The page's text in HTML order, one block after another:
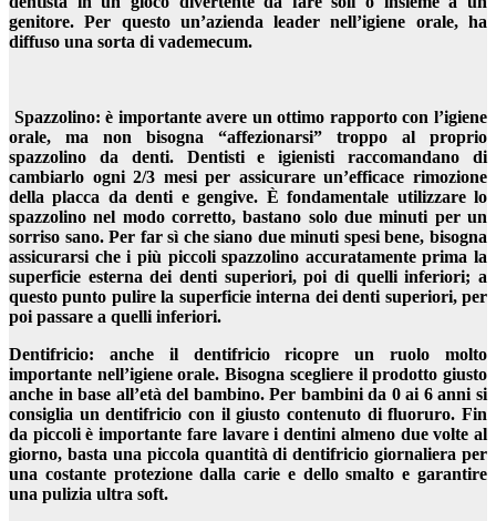
genitore. Per questo un’azienda leader nell’igiene orale, ha
diffuso una sorta di vademecum.
Spazzolino: è importante avere un ottimo rapporto con l’igiene
orale, ma non bisogna “affezionarsi” troppo al proprio
spazzolino da denti. Dentisti e igienisti raccomandano di
cambiarlo ogni 2/3 mesi per assicurare un’efficace rimozione
della placca da denti e gengive. È fondamentale utilizzare lo
spazzolino nel modo corretto, bastano solo due minuti per un
sorriso sano. Per far sì che siano due minuti spesi bene, bisogna
assicurarsi che i più piccoli spazzolino accuratamente prima la
superficie esterna dei denti superiori, poi di quelli inferiori; a
questo punto pulire la superficie interna dei denti superiori, per
poi passare a quelli inferiori.
Dentifricio: anche il dentifricio ricopre un ruolo molto
importante nell’igiene orale. Bisogna scegliere il prodotto giusto
anche in base all’età del bambino. Per bambini da 0 ai 6 anni si
consiglia un dentifricio con il giusto contenuto di fluoruro. Fin
da piccoli è importante fare lavare i dentini almeno due volte al
giorno, basta una piccola quantità di dentifricio giornaliera per
una costante protezione dalla carie e dello smalto e garantire
una pulizia ultra soft.